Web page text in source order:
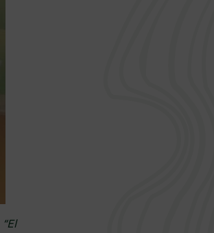
“El